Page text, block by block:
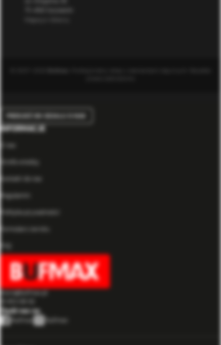
PRZEJDŹ DO DZIAŁU O NAS
INFORMACJE
O nas
Strefa wiedzy
Kontakt do nas
Regulamin
Polityka prywatności
Formularz zwrotu
biuro@bufmax.pl